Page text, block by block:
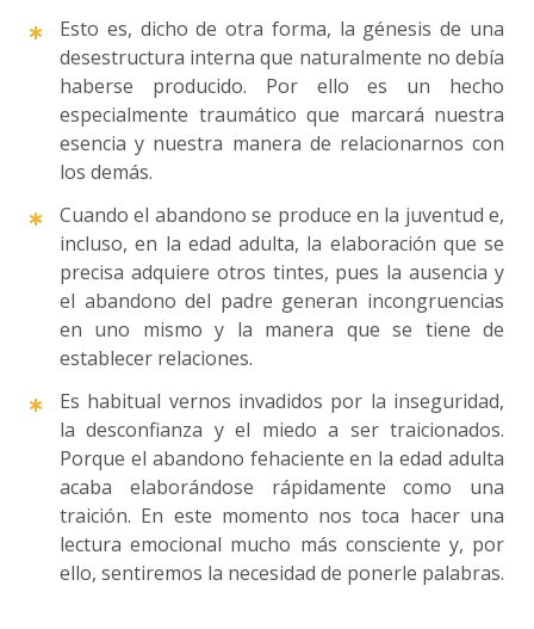
Esto es, dicho de otra forma, la génesis de una
desestructura interna que naturalmente no debía
haberse producido. Por ello es un hecho
especialmente traumático que marcará nuestra
esencia y nuestra manera de relacionarnos con
los demás.
Cuando el abandono se produce en la juventud e,
incluso, en la edad adulta, la elaboración que se
precisa adquiere otros tintes, pues la ausencia y
el abandono del padre generan incongruencias
en uno mismo y la manera que se tiene de
establecer relaciones.
Es habitual vernos invadidos por la inseguridad,
la desconfianza y el miedo a ser traicionados.
Porque el abandono fehaciente en la edad adulta
acaba elaborándose rápidamente como una
traición. En este momento nos toca hacer una
lectura emocional mucho más consciente y, por
ello, sentiremos la necesidad de ponerle palabras.